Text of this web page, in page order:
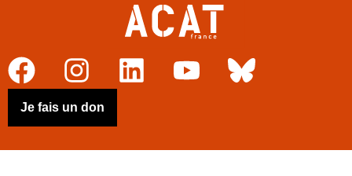
Je fais un don